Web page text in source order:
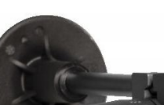
Symbol Of Elegance And Precision